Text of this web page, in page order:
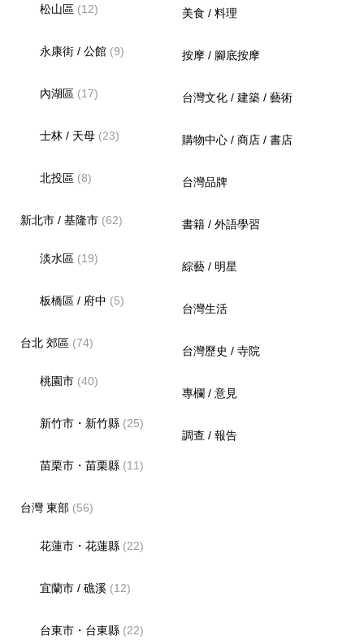
松山區 (12)
永康街 / 公館 (9)
內湖區 (17)
士林 / 天母 (23)
北投區 (8)
新北市 / 基隆市(62)
淡水區 (19)
板橋區 / 府中 (5)
台北 郊區(74)
桃園市 (40)
新竹市・新竹縣 (25)
苗栗市・苗栗縣 (11)
台灣 東部(56)
花蓮市・花蓮縣 (22)
宜蘭市 / 礁溪 (12)
台東市・台東縣 (22)
美食 / 料理
按摩 / 腳底按摩
台灣文化 / 建築 / 藝術
購物中心 / 商店 / 書店
台灣品牌
書籍 / 外語學習
綜藝 / 明星
台灣生活
台灣歷史 / 寺院
專欄 / 意見
調查 / 報告